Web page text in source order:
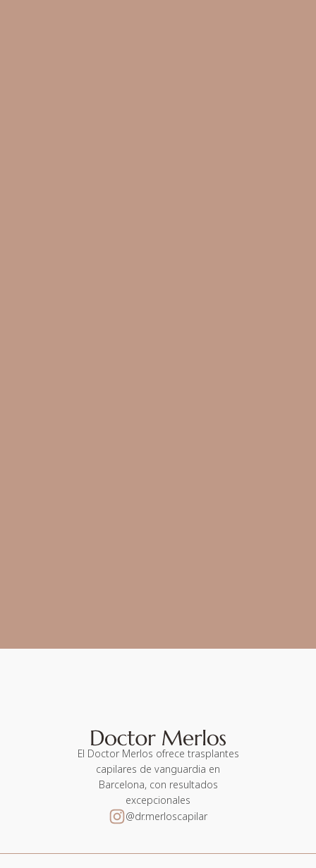
El Doctor Merlos ofrece trasplantes
capilares de vanguardia en
Barcelona, con resultados
excepcionales
@dr.merloscapilar